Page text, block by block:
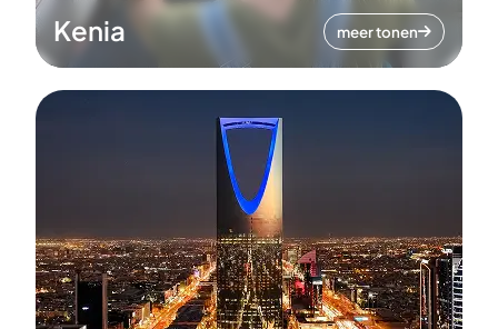
Kenia meer tonen